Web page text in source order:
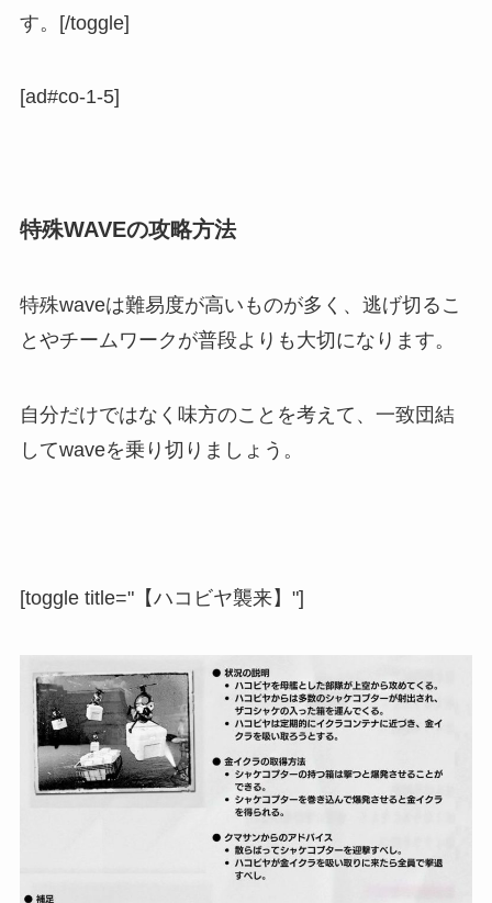
す。[/toggle]
[ad#co-1-5]
特殊WAVEの攻略方法
特殊waveは難易度が高いものが多く、逃げ切るこ
とやチームワークが普段よりも大切になります。
自分だけではなく味方のことを考えて、一致団結
してwaveを乗り切りましょう。
[toggle title="【ハコビヤ襲来】"]